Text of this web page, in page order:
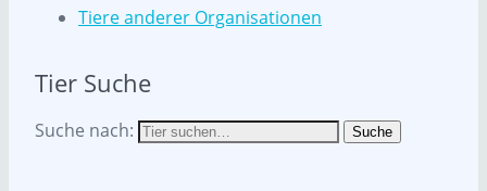
Tiere anderer Organisationen
Tier Suche
Suche nach: Suche